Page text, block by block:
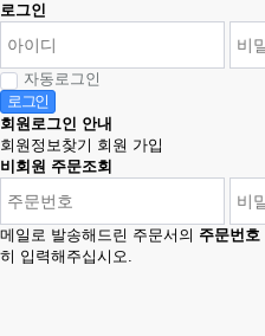
로그인
자동로그인
로그인
회원로그인 안내
회원정보찾기 회원 가입
비회원 주문조회
메일로 발송해드린 주문서의 주문번호
히 입력해주십시오.